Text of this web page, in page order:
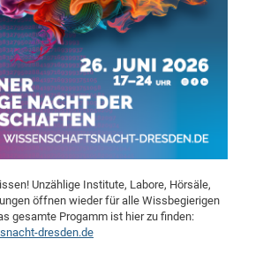
Unzählige Institute, Labore, Hörsäle,
öffnen wieder für alle Wissbegierigen
gesamte Progamm ist hier zu finden:
dresden.de